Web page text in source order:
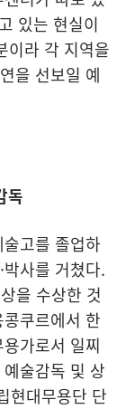
있는 현실이
이라 각 지역을
을 선보일 예
독
고를 졸업하
사를 거쳤다.
을 수상한 것
쿠르에서 한
가로서 일찌
술감독 및 상
현대무용단 단